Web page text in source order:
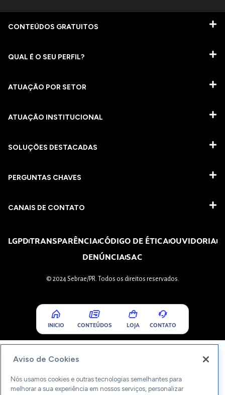
CONTEÚDOS GRATUITOS
QUAL É O SEU PERFIL?
ATUAÇÃO POR SETOR
ATUAÇÃO INSTITUCIONAL
SOLUÇÕES DESTACADAS
PERGUNTAS CHAVES​
CANAIS DE CONTATO
LGPDTRANSPARÊNCIACÓDIGO DE ÉTICAOUVIDORIA
DENÚNCIASAC
© 2024 Sebrae/PR. Todos os direitos reservados.
INICIO CONTEÚDOS LOJA CONTATO
Aviso de Cookies
Nós usamos cookies e outras tecnologias semelhantes para
melhorar a sua experiência em nossos serviços, personalizar